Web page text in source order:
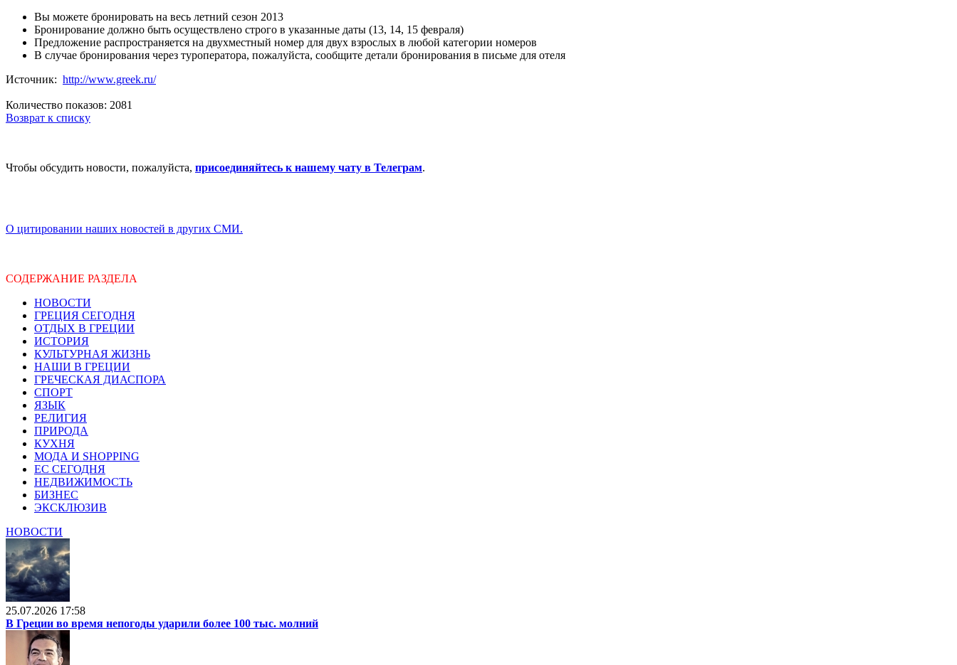
Вы можете бронировать на весь летний сезон 2013
Бронирование должно быть осуществлено строго в указанные даты (13, 14, 15 февраля)
Предложение распространяется на двухместный номер для двух взрослых в любой категории номеров
В случае бронирования через туроператора, пожалуйста, сообщите детали бронирования в письме для отеля
Источник: http://www.greek.ru/
Количество показов: 2081
Возврат к списку
Чтобы обсудить новости, пожалуйста, присоединяйтесь к нашему чату в Телеграм.
О цитировании наших новостей в других СМИ.
СОДЕРЖАНИЕ РАЗДЕЛА
НОВОСТИ
ГРЕЦИЯ СЕГОДНЯ
ОТДЫХ В ГРЕЦИИ
ИСТОРИЯ
КУЛЬТУРНАЯ ЖИЗНЬ
НАШИ В ГРЕЦИИ
ГРЕЧЕСКАЯ ДИАСПОРА
СПОРТ
ЯЗЫК
РЕЛИГИЯ
ПРИРОДА
КУХНЯ
МОДА И SHOPPING
ЕС СЕГОДНЯ
НЕДВИЖИМОСТЬ
БИЗНЕС
ЭКСКЛЮЗИВ
НОВОСТИ
25.07.2026 17:58
В Греции во время непогоды ударили более 100 тыс. молний